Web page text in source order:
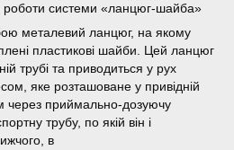
роботи системи «ланцюг-шайба»
металевий ланцюг, на якому
пластикові шайби. Цей ланцюг
трубі та приводиться у рух
яке розташоване у привідній
через приймально-дозуючу
трубу, по якій він і
в